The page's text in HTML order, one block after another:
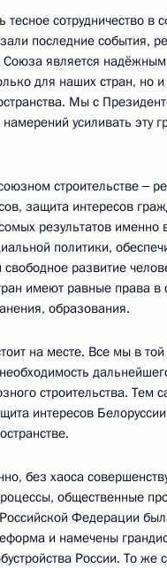
тесное сотрудничество в
последние события,
Союза является
для наших стран, но
Мы с
усиливать эту
строительстве ‒
защита интересов
результатов именно
политики,
развитие
имеют равные права в
образования.
на месте. Все мы в
строительства. Тем
интересов
без хаоса
общественные
Федерации
и намечены
России. То же